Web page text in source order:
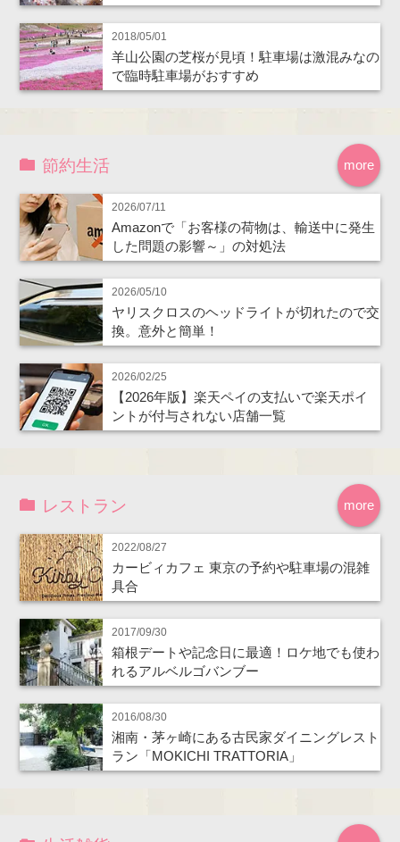
2018/05/01
羊山公園の芝桜が見頃！駐車場は激混みなの
で臨時駐車場がおすすめ
more
節約生活
2026/07/11
Amazonで「お客様の荷物は、輸送中に発生
した問題の影響～」の対処法
2026/05/10
ヤリスクロスのヘッドライトが切れたので交
換。意外と簡単！
2026/02/25
【2026年版】楽天ペイの支払いで楽天ポイ
ントが付与されない店舗一覧
more
レストラン
2022/08/27
カービィカフェ 東京の予約や駐車場の混雑
具合
2017/09/30
箱根デートや記念日に最適！ロケ地でも使わ
れるアルベルゴバンブー
2016/08/30
湘南・茅ヶ崎にある古民家ダイニングレスト
ラン「MOKICHI TRATTORIA」